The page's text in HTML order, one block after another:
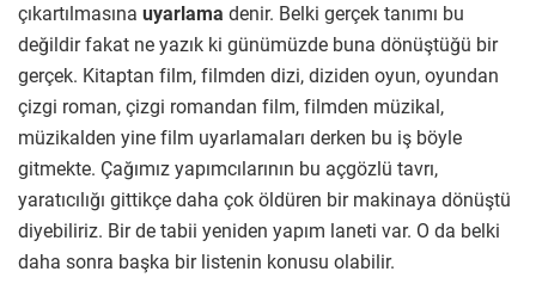
çıkartılmasına uyarlama denir. Belki gerçek tanımı bu
değildir fakat ne yazık ki günümüzde buna dönüştüğü bir
gerçek. Kitaptan film, filmden dizi, diziden oyun, oyundan
çizgi roman, çizgi romandan film, filmden müzikal,
müzikalden yine film uyarlamaları derken bu iş böyle
gitmekte. Çağımız yapımcılarının bu açgözlü tavrı,
yaratıcılığı gittikçe daha çok öldüren bir makinaya dönüştü
diyebiliriz. Bir de tabii yeniden yapım laneti var. O da belki
daha sonra başka bir listenin konusu olabilir.